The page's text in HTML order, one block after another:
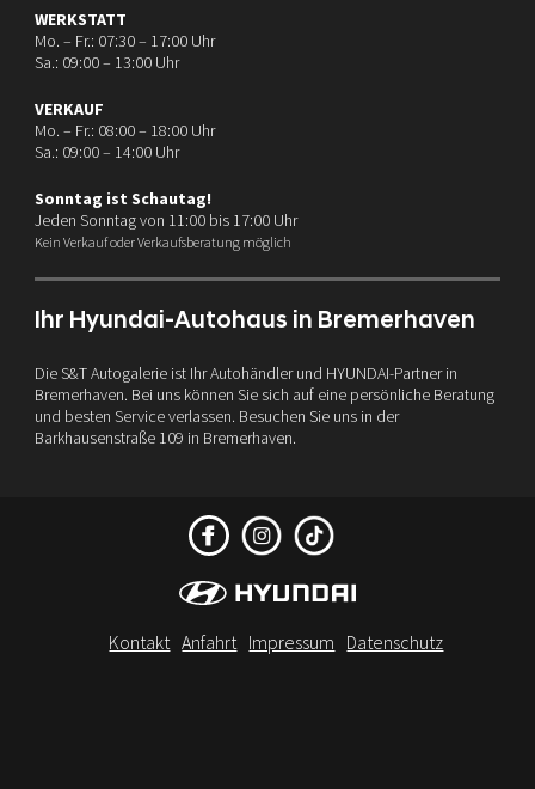
WERKSTATT
Mo. – Fr.: 07:30 – 17:00 Uhr
Sa.: 09:00 – 13:00 Uhr
VERKAUF
Mo. – Fr.: 08:00 – 18:00 Uhr
Sa.: 09:00 – 14:00 Uhr
Sonntag ist Schautag!
Jeden Sonntag von 11:00 bis 17:00 Uhr
Kein Verkauf oder Verkaufsberatung möglich
Ihr Hyundai-Autohaus in Bremerhaven
Die S&T Autogalerie ist Ihr Autohändler und HYUNDAI-Partner in
Bremerhaven. Bei uns können Sie sich auf eine persönliche Beratung
und besten Service verlassen. Besuchen Sie uns in der
Barkhausenstraße 109 in Bremerhaven.
Kontakt Anfahrt Impressum Datenschutz